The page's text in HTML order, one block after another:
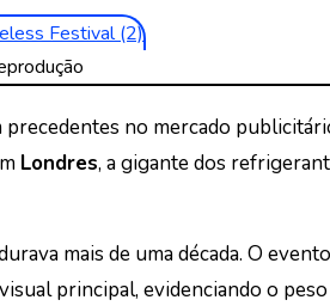
no mercado
Londres, a gigante dos
mais de uma década. O
principal, evidenciando o